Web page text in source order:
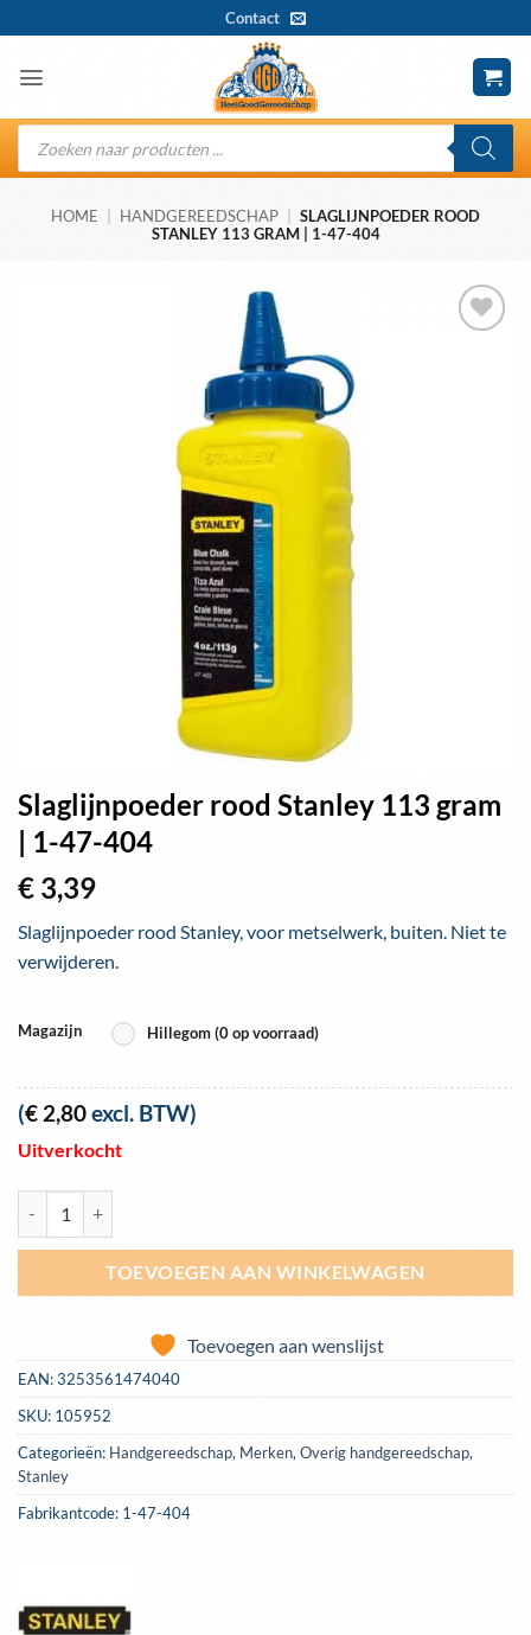
naar
inhoud
Contact
Producten
zoeken
HOME HANDGEREEDSCHAP
SLAGLIJNPOEDER ROOD
STANLEY 113 GRAM | 1-47-404
Slaglijnpoeder rood Stanley 113 gram
| 1-47-404
€ 3,39
Slaglijnpoeder rood Stanley, voor metselwerk, buiten. Niet te
verwijderen.
Magazijn Hillegom (0 op voorraad)
(€ 2,80excl. BTW)
Uitverkocht
TOEVOEGEN AAN WINKELWAGEN
Toevoegen aan wenslijst
EAN:3253561474040
SKU: 105952
Categorieën: Handgereedschap, Merken, Overig handgereedschap,
Stanley
Fabrikantcode: 1-47-404